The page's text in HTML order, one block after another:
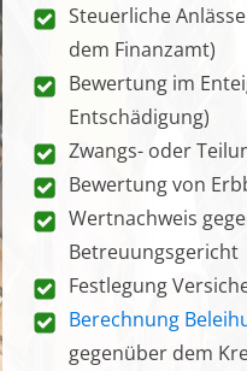
Steuerliche
dem Finanzamt)
Bewertung im
Entschädigung)
Zwangs- oder
Bewertung von
Wertnachweis
Betreuungsgericht
Festlegung
Berechnung
gegenüber dem